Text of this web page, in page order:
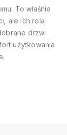
To właśnie
ale ich rola
drzwi
użytkowania